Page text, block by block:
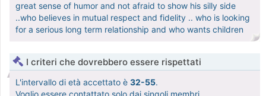
great sense of humor and not afraid to show his silly side
..who believes in mutual respect and fidelity .. who is looking
for a serious long term relationship and who wants children
I criteri che dovrebbero essere rispettati
L'intervallo di età accettato è 32-55.